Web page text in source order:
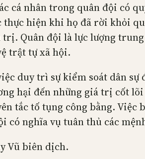
cá nhân trong quân đội có
thực hiện khi họ đã rời khỏi
Quân đội là lực lượng
trật tự xã hội.
duy trì sự kiểm soát dân
hại đến những giá trị cốt
tắc tố tụng công bằng.
có nghĩa vụ tuân thủ các
Vũ biên dịch.